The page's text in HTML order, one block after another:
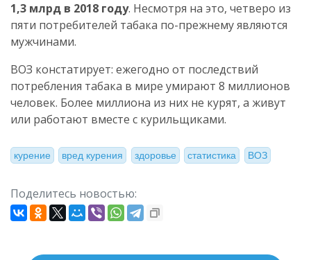
1,3 млрд в 2018 году. Несмотря на это, четверо из
пяти потребителей табака по-прежнему являются
мужчинами.
ВОЗ констатирует: ежегодно от последствий
потребления табака в мире умирают 8 миллионов
человек. Более миллиона из них не курят, а живут
или работают вместе с курильщиками.
курение вред курения здоровье статистика ВОЗ
Поделитесь новостью: